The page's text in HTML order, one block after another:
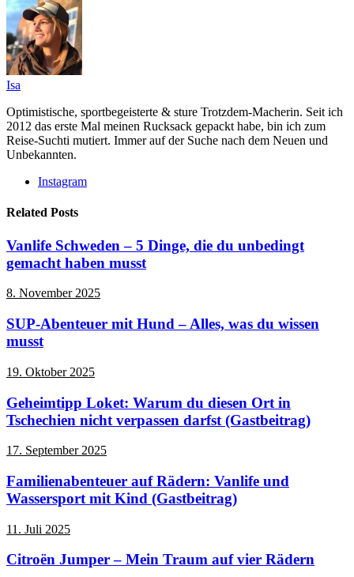
Isa
Optimistische, sportbegeisterte & sture Trotzdem-Macherin. Seit ich
2012 das erste Mal meinen Rucksack gepackt habe, bin ich zum
Reise-Suchti mutiert. Immer auf der Suche nach dem Neuen und
Unbekannten.
Instagram
Related Posts
Vanlife Schweden – 5 Dinge, die du unbedingt
gemacht haben musst
8. November 2025
SUP-Abenteuer mit Hund – Alles, was du wissen
musst
19. Oktober 2025
Geheimtipp Loket: Warum du diesen Ort in
Tschechien nicht verpassen darfst (Gastbeitrag)
17. September 2025
Familienabenteuer auf Rädern: Vanlife und
Wassersport mit Kind (Gastbeitrag)
11. Juli 2025
Citroën Jumper – Mein Traum auf vier Rädern